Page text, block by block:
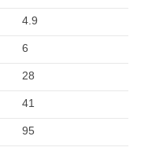
4.9
6
28
41
95